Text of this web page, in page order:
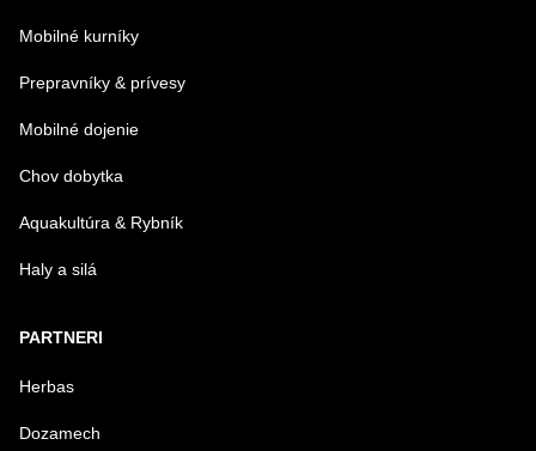
Mobilné kurníky
Prepravníky & prívesy
Mobilné dojenie
Chov dobytka
Aquakultúra & Rybník
Haly a silá
PARTNERI
Herbas
Dozamech